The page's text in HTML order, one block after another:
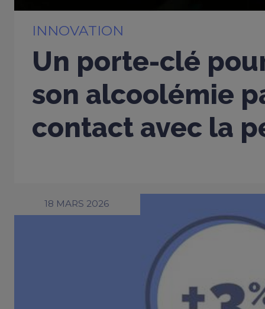
INNOVATION
Un porte-clé
son alcoolémie
contact avec la
18 MARS 2026